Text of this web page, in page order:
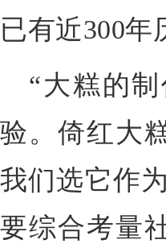
已有近300年
“大糕的
验。倚红大
我们选它作
要综合考量